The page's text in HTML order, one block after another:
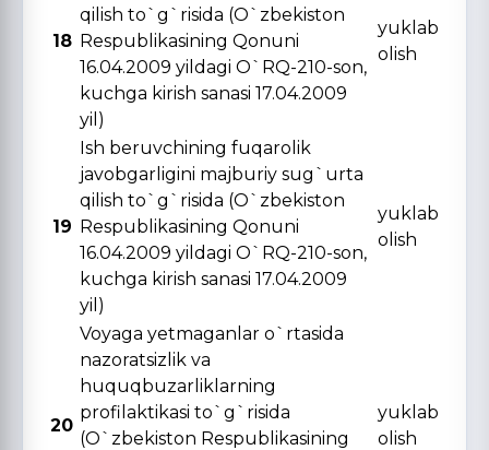
18
qilish to`g`risida (O`zbekiston
Respublikasining Qonuni
16.04.2009 yildagi O`RQ-210-son,
kuchga kirish sanasi 17.04.2009
yil)
yuklab
olish
19
Ish beruvchining fuqarolik
javobgarligini majburiy sug`urta
qilish to`g`risida (O`zbekiston
Respublikasining Qonuni
16.04.2009 yildagi O`RQ-210-son,
kuchga kirish sanasi 17.04.2009
yil)
yuklab
olish
20
Voyaga yetmaganlar o`rtasida
nazoratsizlik va
huquqbuzarliklarning
profilaktikasi to`g`risida
(O`zbekiston Respublikasining
yuklab
olish